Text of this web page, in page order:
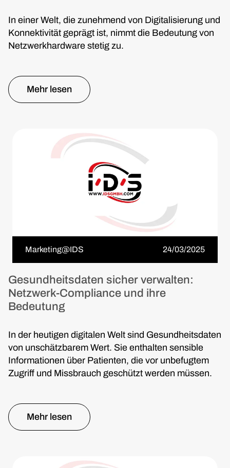
In einer Welt, die zunehmend von Digitalisierung und
Konnektivität geprägt ist, nimmt die Bedeutung von
Netzwerkhardware stetig zu.
Mehr lesen
Marketing@IDS 24/03/2025
Gesundheitsdaten sicher verwalten:
Netzwerk-Compliance und ihre
Bedeutung
In der heutigen digitalen Welt sind Gesundheitsdaten
von unschätzbarem Wert. Sie enthalten sensible
Informationen über Patienten, die vor unbefugtem
Zugriff und Missbrauch geschützt werden müssen.
Mehr lesen